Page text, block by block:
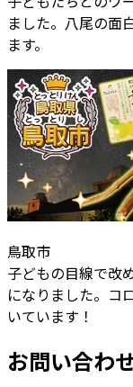
ました。八尾の面
ます。
鳥取市
子どもの目線で改
になりました。コ
いています！
お問い合わ